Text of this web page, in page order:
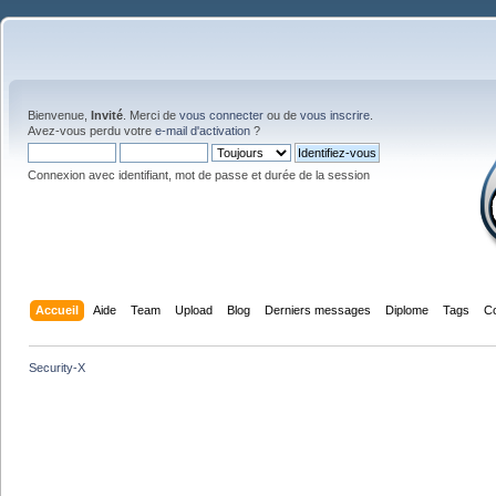
Bienvenue, Invité . Merci de vous connecter ou de vous inscrire
Avez-vous perdu votre e-mail d'activation ?
Connexion avec identifiant, mot de passe et durée de la session
Accueil Aide Team Upload Blog Derniers messages Diplome Tags
Security-X